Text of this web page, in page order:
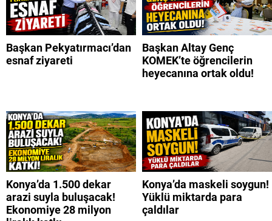
Başkan Pekyatırmacı’dan
esnaf ziyareti
Başkan Altay Genç
KOMEK’te öğrencilerin
heyecanına ortak oldu!
Konya’da 1.500 dekar
arazi suyla buluşacak!
Ekonomiye 28 milyon
Konya’da maskeli soygun!
Yüklü miktarda para
çaldılar